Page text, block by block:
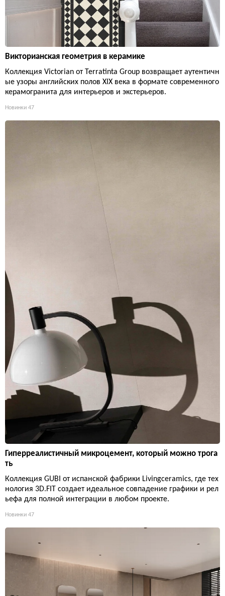
Викторианская геометрия в керамике
Коллекция Victorian от Terratinta Group возвращает аутентичн
ые узоры английских полов XIX века в формате современного
керамогранита для интерьеров и экстерьеров.
Новинки 47
Гиперреалистичный микроцемент, который можно трога
ть
Коллекция GUBI от испанской фабрики Livingceramics, где тех
нология 3D.FIT создает идеальное совпадение графики и рел
ьефа для полной интеграции в любом проекте.
Новинки 47